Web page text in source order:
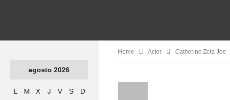
agosto 2026
L M X J V S
D
Home Actor Catherine Zeta Joe